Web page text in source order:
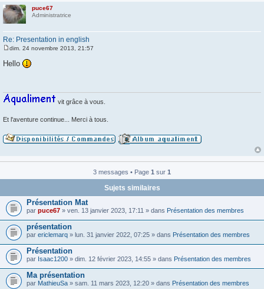
puce67
Administratrice
Re: Presentation in english
e
s
e
dim. 24 novembre 2013, 21:57
Hello
vit grâce à vous.
Et l'aventure continue... Merci à tous.
3 messages • Page 1 sur 1
Sujets similaires
Présentation Mat
par puce67 » ven. 13 janvier 2023, 17:11 » dans Présentation des membres
présentation
par ericlemarq » lun. 31 janvier 2022, 07:25 » dans Présentation des membres
Présentation
par Isaac1200 » dim. 12 février 2023, 14:55 » dans Présentation des membres
Ma présentation
par MathieuSa » sam. 11 mars 2023, 12:20 » dans Présentation des membres